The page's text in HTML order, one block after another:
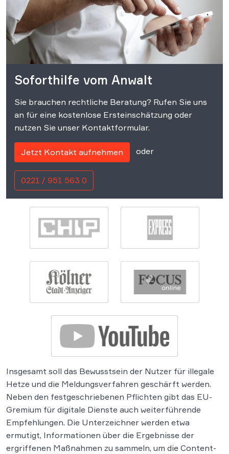
Soforthilfe vom Anwalt
Sie brauchen rechtliche Beratung? Rufen Sie uns
an für eine kostenlose Ersteinschätzung oder
nutzen Sie unser Kontaktformular.
Jetzt Kontakt aufnehmen oder
0221 / 951 563 0
Insgesamt soll das Bewusstsein der Nutzer für illegale
Hetze und die Meldungsverfahren geschärft werden.
Neben den festgeschriebenen Pflichten gibt das EU-
Gremium für digitale Dienste auch weiterführende
Empfehlungen. Die Unterzeichner werden etwa
ermutigt, Informationen über die Ergebnisse der
ergriffenen Maßnahmen zu sammeln, um die Content-